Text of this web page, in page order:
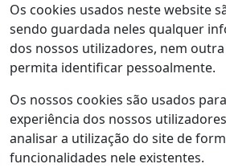
Os cookies usados neste website
sendo guardada neles qualquer
dos nossos utilizadores, nem
permita identificar pessoalmente.
Os nossos cookies são usados
experiência dos nossos
analisar a utilização do site de
funcionalidades nele existentes.